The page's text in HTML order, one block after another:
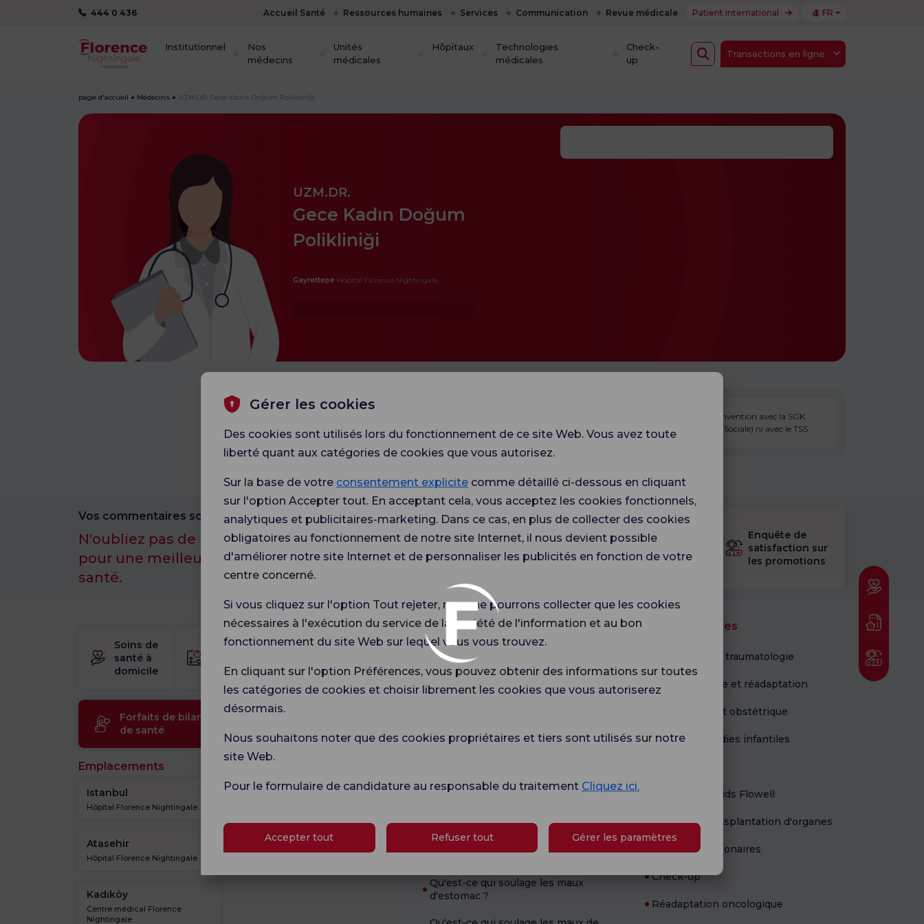
444 0 436 Accueil Santé Ressources humaines Services Communication Revue médicale Patient international FR
Institutionnel
Nos
médecins
Unités
médicales
Hôpitaux
Technologies
médicales
Check-
up
Transactions en ligne
page d'accueil Médecins UZM.DR. Gece Kadın Doğum Polikliniği
UZM.DR.
Gece Kadın Doğum
Polikliniği
Gayrettepe Hôpital Florence Nightingale
Le médecin n'a pas de convention avec la SGK
(Institution de la Sécurité Sociale) ni avec le TSS.
Soins de
santé à
domicile
trousse
naissance
École de
Forfaits de bilan
de santé
Emplacements
Istanbul
Hôpital Florence Nightingale
Kadıköy
Atasehir
Hôpital Florence Nightingale
Gayrettepe
Kadıköy
Centre médical Florence
Nightingale
Santé actuelle
Qu'est-ce qui est bon en cas de
diarrhée ?
Quels sont les symptômes de la
Quels sont les symptômes d'une
Comment soigner la gale à la maison
?
Qu'est-ce qui soulage les maux
d'estomac ?
Unités médicales
Orthopédie et traumatologie
Physiothérapie et réadaptation
Gynécologie et obstétrique
Santé et maladies infantiles
Gestion du poids Flowell
Centre de transplantation d'organes
Maladies pulmonaires
Check-up
Réadaptation oncologique
Vos commentaires sont importants pour nous.
N'oubliez pas de participer à nos enquêtes
pour une meilleure expérience de soins de
santé.
Enquête
satisfaction
questionnaire
de
Enquête de
satisfaction sur
les promotions
Gérer les cookies
Des cookies sont utilisés lors du fonctionnement de ce site Web. Vous avez toute
liberté quant aux catégories de cookies que vous autorisez.
Sur la base de votre consentement explicite comme détaillé ci-dessous en cliquant
sur l'option Accepter tout. En acceptant cela, vous acceptez les cookies fonctionnels,
analytiques et publicitaires-marketing. Dans ce cas, en plus de collecter des cookies
obligatoires au fonctionnement de notre site Internet, il nous devient possible
d'améliorer notre site Internet et de personnaliser les publicités en fonction de votre
centre concerné.
Si vous cliquez sur l'option Tout rejeter, nous ne pourrons collecter que les cookies
nécessaires à l'exécution du service de la société de l'information et au bon
fonctionnement du site Web sur lequel vous vous trouvez.
En cliquant sur l'option Préférences, vous pouvez obtenir des informations sur toutes
les catégories de cookies et choisir librement les cookies que vous autoriserez
désormais.
Nous souhaitons noter que des cookies propriétaires et tiers sont utilisés sur notre
site Web.
Pour le formulaire de candidature au responsable du traitement Cliquez ici.
Accepter tout Refuser tout Gérer les paramètres